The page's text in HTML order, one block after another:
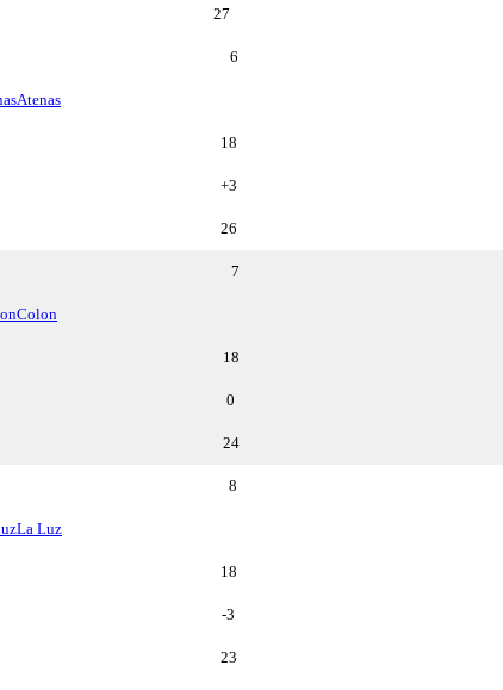
27
6
Atenas
18
+3
26
7
Colon
18
0
24
8
La Luz
18
-3
23